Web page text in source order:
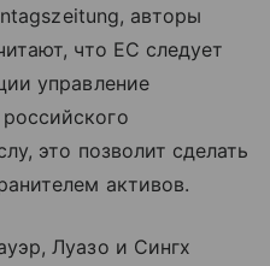
авторы
что ЕС следует
управление
это позволит сделать
активов.
Луазо и Сингх